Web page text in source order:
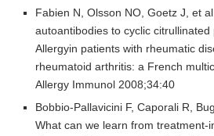
Fabien N, Olsson NO, Goetz J, et
autoantibodies to cyclic citrullinated
Allergyin patients with rheumatic
rheumatoid arthritis: a French
Allergy Immunol 2008;34:40
Bobbio-Pallavicini F, Caporali R,
What can we learn from treatment-